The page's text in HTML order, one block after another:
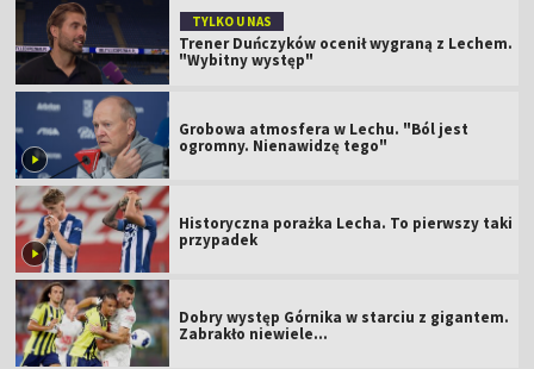
TYLKO U NAS
Trener Duńczyków ocenił wygraną z Lechem.
"Wybitny występ"
Grobowa atmosfera w Lechu. "Ból jest
ogromny. Nienawidzę tego"
Historyczna porażka Lecha. To pierwszy taki
przypadek
Dobry występ Górnika w starciu z gigantem.
Zabrakło niewiele...